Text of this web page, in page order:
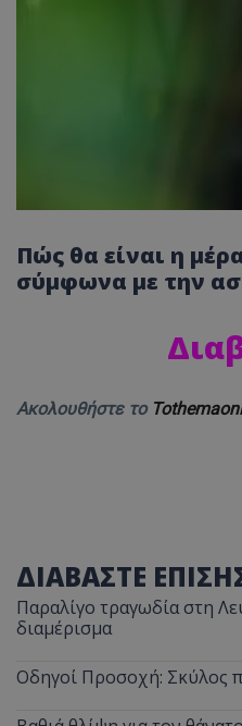
Πώς θα είναι η
σύμφωνα με την
Ακολουθήστε το
ΔΙΑΒΑΣΤΕ
Παραλίγο τραγωδία στη
διαμέρισμα
Οδηγοί Προσοχή: Σκύλος